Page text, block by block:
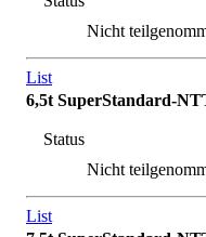
Nicht
List
6,5t SuperStandard-
Status
Nicht
List